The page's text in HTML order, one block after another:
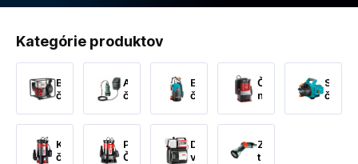
Kategórie produktov
Benzínové
čerpadlá
Akumulátorové
čerpadlá
Elektrické
čerpadlá
Čerpadlá
na
Kalové
čerpadlá
Ponorné
Čerpadlá
Domáce
vodárne
Zavlažovacia
technika